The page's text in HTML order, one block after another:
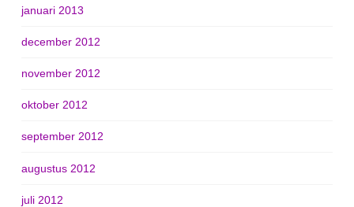
januari 2013
december 2012
november 2012
oktober 2012
september 2012
augustus 2012
juli 2012